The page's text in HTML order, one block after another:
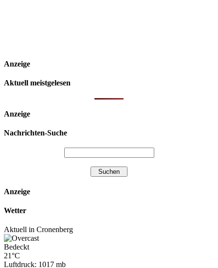
Anzeige
Aktuell meistgelesen
Anzeige
Nachrichten-Suche
Anzeige
Wetter
Aktuell in Cronenberg
Bedeckt
21°C
Luftdruck: 1017 mb